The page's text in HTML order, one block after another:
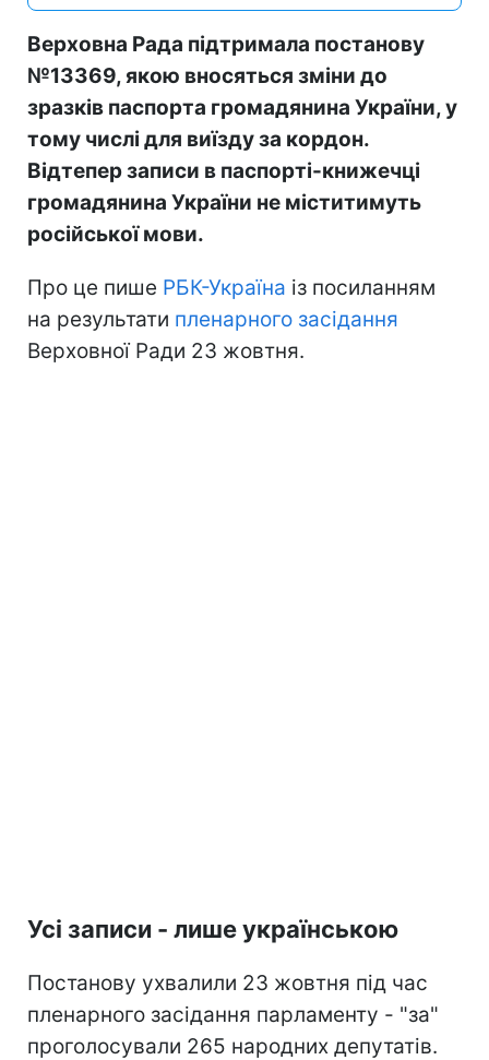
Верховна Рада підтримала постанову
№13369, якою вносяться зміни до
зразків паспорта громадянина України, у
тому числі для виїзду за кордон.
Відтепер записи в паспорті-книжечці
громадянина України не міститимуть
російської мови.
Про це пише РБК-Україна із посиланням
на результати пленарного засідання
Верховної Ради 23 жовтня.
Усі записи - лише українською
Постанову ухвалили 23 жовтня під час
пленарного засідання парламенту - "за"
проголосували 265 народних депутатів.